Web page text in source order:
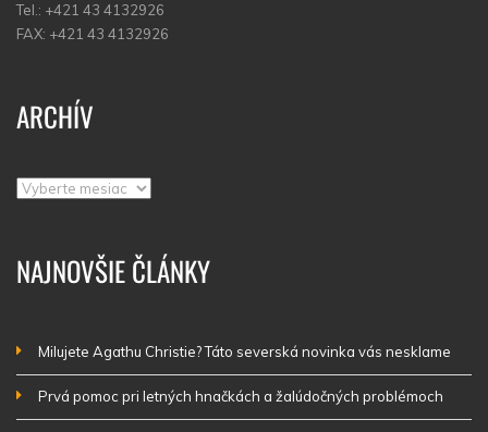
Tel.: +421 43 4132926
FAX: +421 43 4132926
ARCHÍV
Archív
NAJNOVŠIE ČLÁNKY
Milujete Agathu Christie? Táto severská novinka vás nesklame
Prvá pomoc pri letných hnačkách a žalúdočných problémoch